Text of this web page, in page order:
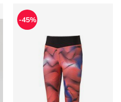
Reserved
Puma - Spodnie
-45%